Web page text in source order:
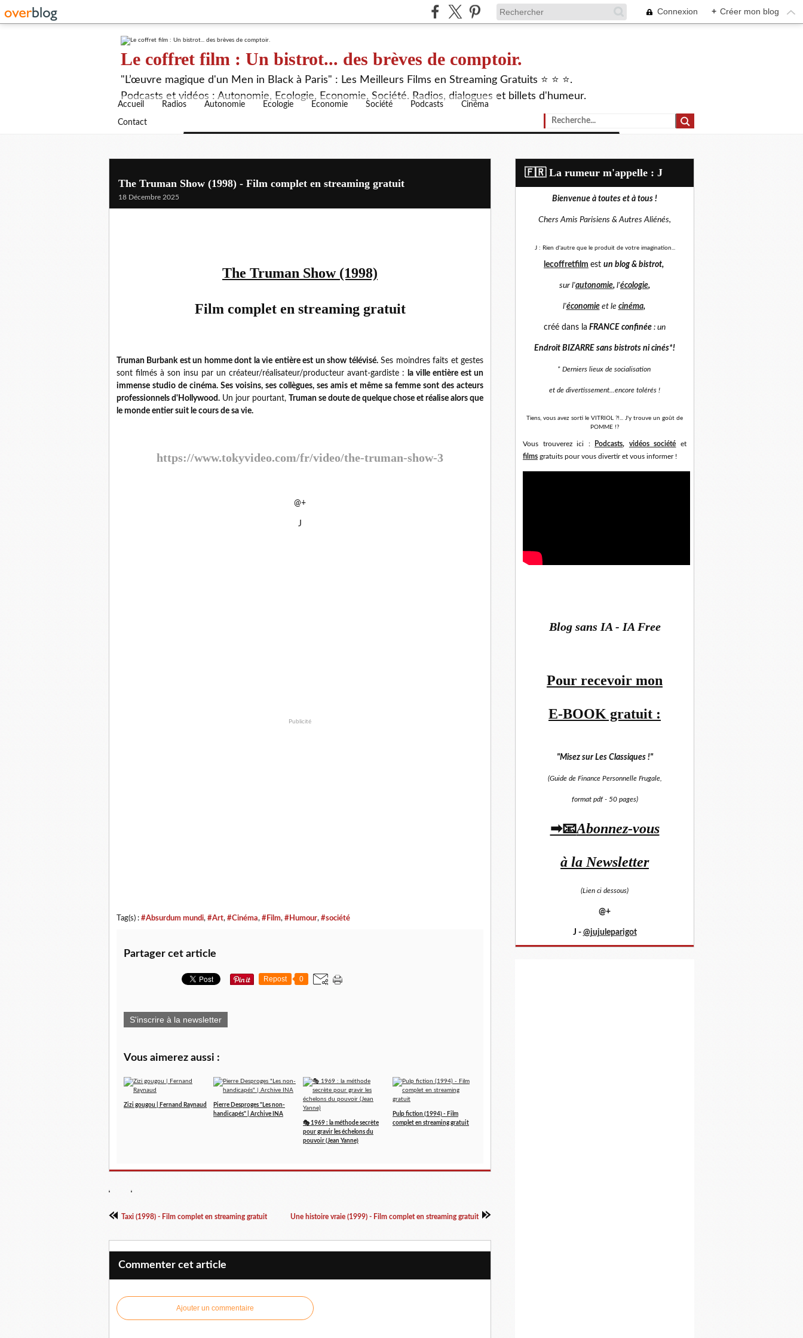
Connexion + Créer mon blog
Le coffret film : Un bistrot... des brèves de comptoir.
"L’œuvre magique d'un Men in Black à Paris" : Les Meilleurs Films en Streaming Gratuits ⭐ ⭐ ⭐.
Podcasts et vidéos : Autonomie, Ecologie, Economie, Société. Radios, dialogues et billets d'humeur.
Accueil Radios Autonomie Ecologie Economie Société Podcasts Cinéma
Contact
The Truman Show (1998) - Film complet en streaming gratuit
18 Décembre 2025
The Truman Show (1998)
Film complet en streaming gratuit
Truman Burbank est un homme dont la vie entière est un show télévisé.Ses moindres faits et gestes
sont filmés à son insu par un créateur/réalisateur/producteur avant-gardiste :
la ville entière est un
immense studio de cinéma. Ses voisins, ses collègues, ses amis et même sa femme sont des acteurs
professionnels d'Hollywood. Un jour pourtant,
Truman se doute de quelque chose et réalise alors que
le monde entier suit le cours de sa vie.
https://www.tokyvideo.com/fr/video/the-truman-show-3
@+
J
Publicité
Tag(s) : #Absurdum mundi, #Art, #Cinéma, #Film, #Humour, #société
Partager cet article
Repost 0
S'inscrire à la newsletter
Vous aimerez aussi :
Zizi gougou | Fernand Raynaud
Pierre Desproges "Les non-
handicapés" | Archive INA
🎭 1969 : la méthode secrète
pour gravir les échelons du
pouvoir (Jean Yanne)
Pulp fiction (1994) - Film
complet en streaming gratuit
Taxi (1998) - Film complet en streaming gratuit Une histoire vraie (1999) - Film complet en streaming gratuit
Commenter cet article
Ajouter un commentaire
​🇫🇷​ La rumeur m'appelle : J
Bienvenue à toutes et à tous !
Chers Amis Parisiens &Autres Aliénés,
J : Rien d'autre que le produit de votre imagination...
lecoffretfilm est un blog & bistrot,
sur l'autonomie, l'écologie,
l'économie et le cinéma,
créé dans la FRANCE confinée : un
Endroit BIZARRE sans bistrots ni cinés*!
* Derniers lieux de socialisation
et de divertissement... encore tolérés !
Tiens, vous avez sorti le VITRIOL ?!... J'y trouve un goût de
POMME !?
Vous trouverez ici : Podcasts, vidéos société et
films gratuits pour vous divertir et vous informer !
Blog sans IA - IA Free
Pour recevoir mon
E-BOOK gratuit :
"Misez sur Les Classiques !"
(Guide de Finance Personnelle Frugale,
format pdf - 50 pages)
➡📧Abonnez-vous
à la Newsletter
(Lien ci dessous)
@+
J - @jujuleparigot